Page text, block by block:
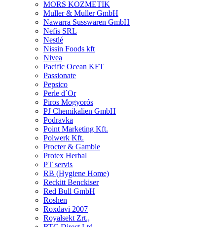
MORS KOZMETIK
Muller & Muller GmbH
Nawarra Susswaren GmbH
Nefis SRL
Nestlé
Nissin Foods kft
Nivea
Pacific Ocean KFT
Passionate
Pepsico
Perle d´Or
Piros Mogyorós
PJ Chemikalien GmbH
Podravka
Point Marketing Kft.
Polwerk Kft.
Procter & Gamble
Protex Herbal
PT servis
RB (Hygiene Home)
Reckitt Benckiser
Red Bull GmbH
Roshen
Roxdavi 2007
Royalsekt Zrt.,